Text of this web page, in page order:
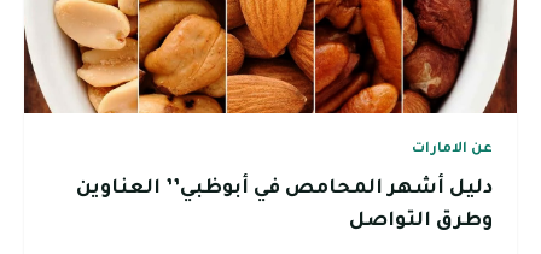
عن الامارات
دليل أشهر المحامص في أبوظبي’’ العناوين
وطرق التواصل